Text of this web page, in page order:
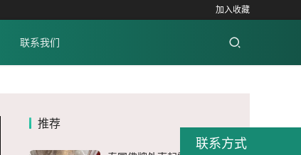
加入收藏
联系我们
推荐
联系方式